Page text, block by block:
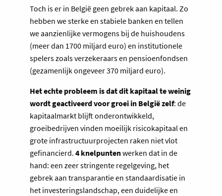
Toch is er in België geen gebrek aan kapitaal. Zo
hebben we sterke en stabiele banken en tellen
we aanzienlijke vermogens bij de huishoudens
(meer dan 1700 miljard euro) en institutionele
spelers zoals verzekeraars en pensioenfondsen
(gezamenlijk ongeveer 370 miljard euro).
Het echte probleem is dat dit kapitaal te weinig
wordt geactiveerd voor groei in België zelf: de
kapitaalmarkt blijft onderontwikkeld,
groeibedrijven vinden moeilijk risicokapitaal en
grote infrastructuurprojecten raken niet vlot
gefinancierd. 4 knelpuntenwerken dat in de
hand: een zeer stringente regelgeving, het
gebrek aan transparantie en standaardisatie in
het investeringslandschap, een duidelijke en